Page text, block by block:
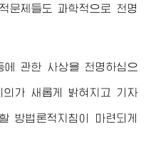
문제들도 과학적으로 천명
에 관한 사상을 천명하심으
가 새롭게 밝혀지고 기자
방법론적지침이 마련되게